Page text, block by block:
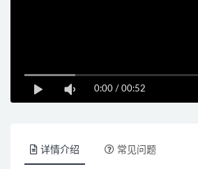
0:00 / 00:52
详情介绍 常见问题